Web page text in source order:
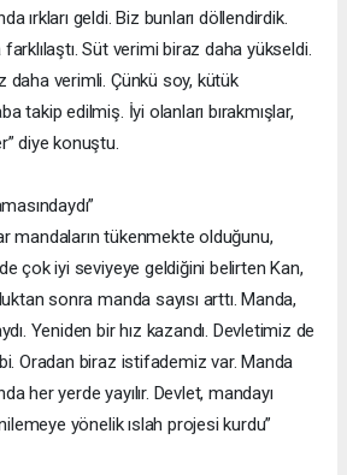
ırkları geldi. Biz bunları döllendirdik.
Süt verimi biraz daha yükseldi.
daha verimli. Çünkü soy, kütük
takip edilmiş. İyi olanları bırakmışlar,
diye konuştu.
mandaların tükenmekte olduğunu,
çok iyi seviyeye geldiğini belirten Kan,
sonra manda sayısı arttı. Manda,
Yeniden bir hız kazandı. Devletimiz de
Oradan biraz istifademiz var. Manda
her yerde yayılır. Devlet, mandayı
yönelik ıslah projesi kurdu”